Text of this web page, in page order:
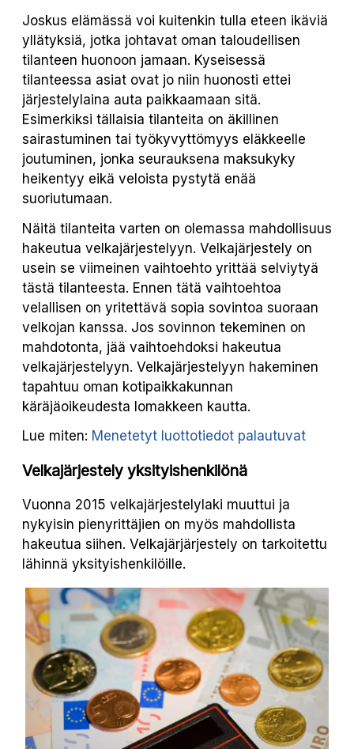
Joskus elämässä voi kuitenkin tulla eteen ikäviä
yllätyksiä, jotka johtavat oman taloudellisen
tilanteen huonoon jamaan. Kyseisessä
tilanteessa asiat ovat jo niin huonosti ettei
järjestelylaina auta paikkaamaan sitä.
Esimerkiksi tällaisia tilanteita on äkillinen
sairastuminen tai työkyvyttömyys eläkkeelle
joutuminen, jonka seurauksena maksukyky
heikentyy eikä veloista pystytä enää
suoriutumaan.
Näitä tilanteita varten on olemassa mahdollisuus
hakeutua velkajärjestelyyn. Velkajärjestely on
usein se viimeinen vaihtoehto yrittää selviytyä
tästä tilanteesta. Ennen tätä vaihtoehtoa
velallisen on yritettävä sopia sovintoa suoraan
velkojan kanssa. Jos sovinnon tekeminen on
mahdotonta, jää vaihtoehdoksi hakeutua
velkajärjestelyyn. Velkajärjestelyyn hakeminen
tapahtuu oman kotipaikkakunnan
käräjäoikeudesta lomakkeen kautta.
Lue miten: Menetetyt luottotiedot palautuvat
Velkajärjestely yksityishenkilönä
Vuonna 2015 velkajärjestelylaki muuttui ja
nykyisin pienyrittäjien on myös mahdollista
hakeutua siihen. Velkajärjärjestely on tarkoitettu
lähinnä yksityishenkilöille.